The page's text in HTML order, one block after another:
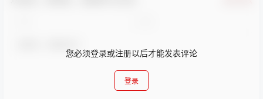
您必须登录或注册以后才能发表评论
登录